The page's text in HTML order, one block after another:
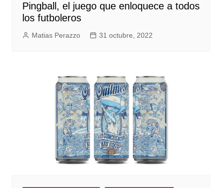
Pingball, el juego que enloquece a todos
los futboleros
Matias Perazzo 31 octubre, 2022